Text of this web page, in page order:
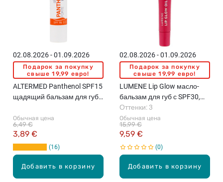
Добавить в корзину
02.08.2026 - 01.09.2026
Подарок за покупку
свыше 19,99 евро!
ALTERMED Panthenol SPF15
щадящий бальзам для губ,
Обычная цена
3,89 €
6,49 €
16
Добавить в корзину
02.08.2026 - 01.09.2026
Подарок за покупку
свыше 19,99 евро!
LUMENE Lip Glow масло-
бальзам для губ с SPF30,
10мл
Обычная цена
9,59 €
15,99 €
Оттенки: 3
0